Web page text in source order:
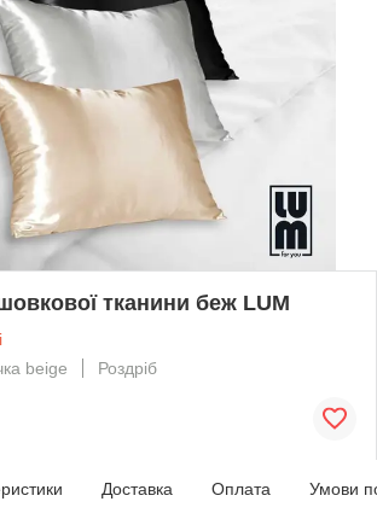
тканини беж LUM
beige
Роздріб
Доставка Оплата Умови